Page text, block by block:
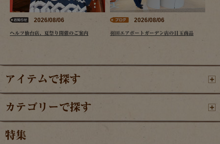
2026/08/06
ヘルツ仙台店、夏祭り開催のご案内
2026/08/06
羽田エアポートガーデン店の目玉商品
アイテムで探す
カテゴリーで探す
特集